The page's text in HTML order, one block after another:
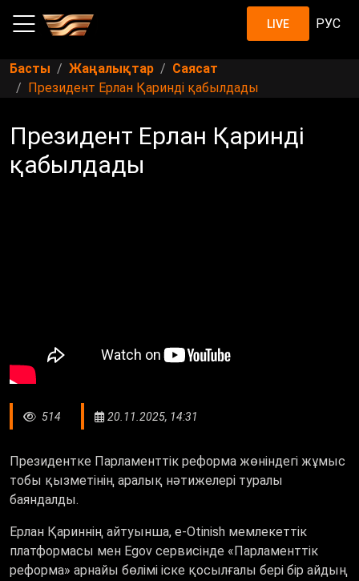
LIVE РУС
Басты Жаңалықтар
Саясат
Президент Ерлан Қаринді қабылдады
Президент Ерлан Қаринді
қабылдады
514 20.11.2025, 14:31
Президентке Парламенттік реформа жөніндегі жұмыс
тобы қызметінің аралық нәтижелері туралы
баяндалды.
Ерлан Қариннің айтуынша, e-Otinish мемлекеттік
платформасы мен Egov сервисінде «Парламенттік
реформа» арнайы бөлімі іске қосылғалы бері бір айдың